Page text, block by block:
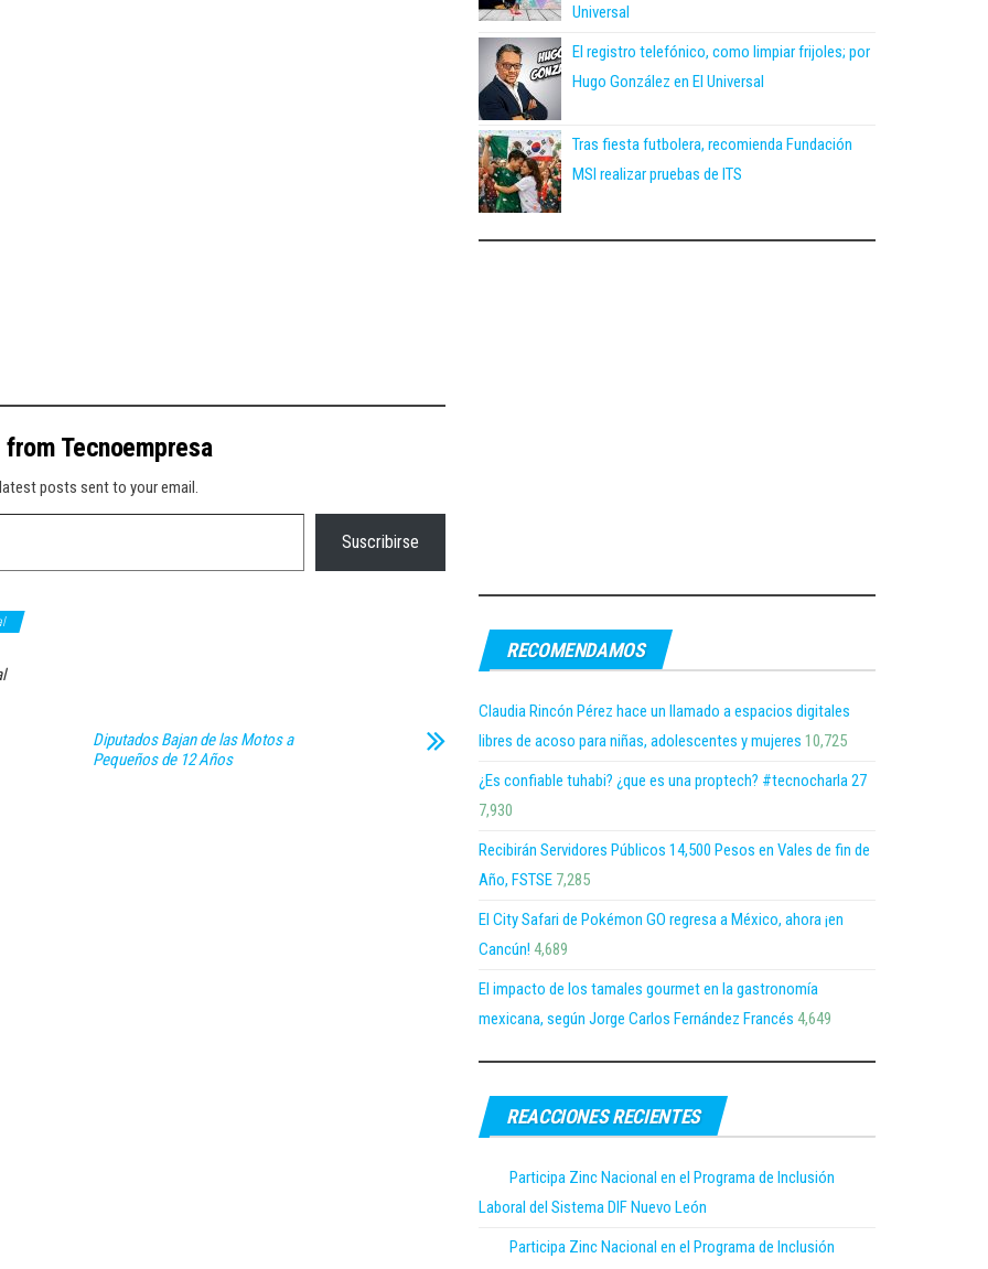
Tecnoempresa
posts sent to your email.
Suscribirse
Diputados Bajan de las Motos a
Pequeños de 12 Años
Universal
El registro telefónico, como limpiar frijoles; por
Hugo González en El Universal
Tras fiesta futbolera, recomienda Fundación
MSI realizar pruebas de ITS
RECOMENDAMOS
Claudia Rincón Pérez hace un llamado a espacios digitales
libres de acoso para niñas, adolescentes y mujeres 10,725
¿Es confiable tuhabi? ¿que es una proptech? #tecnocharla 27
7,930
Recibirán Servidores Públicos 14,500 Pesos en Vales de fin de
Año, FSTSE 7,285
El City Safari de Pokémon GO regresa a México, ahora ¡en
Cancún! 4,689
El impacto de los tamales gourmet en la gastronomía
mexicana, según Jorge Carlos Fernández Francés 4,649
REACCIONES RECIENTES
Participa Zinc Nacional en el Programa de Inclusión
Laboral del Sistema DIF Nuevo León
Participa Zinc Nacional en el Programa de Inclusión